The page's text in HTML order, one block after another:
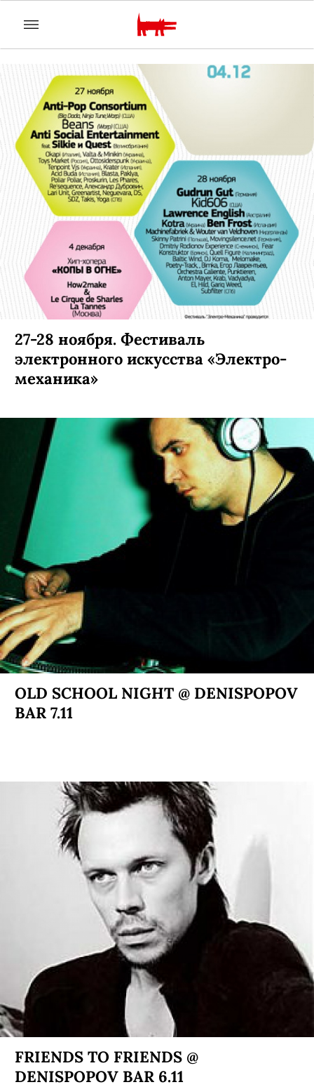
27-28 ноября. Фестиваль
электронного искусства «Электро-
механика»
OLD SCHOOL NIGHT @ DENISPOPOV
BAR 7.11
FRIENDS TO FRIENDS @
DENISPOPOV BAR 6.11